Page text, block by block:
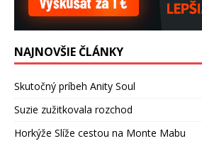
NAJNOVŠIE ČLÁNKY
Skutočný príbeh Anity Soul
Suzie zužitkovala rozchod
Horkýže Slíže cestou na Monte Mabu